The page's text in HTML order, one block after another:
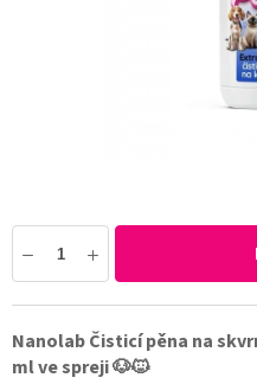
Nanolab Čisticí pěna na
ml ve spreji 🐶🐱